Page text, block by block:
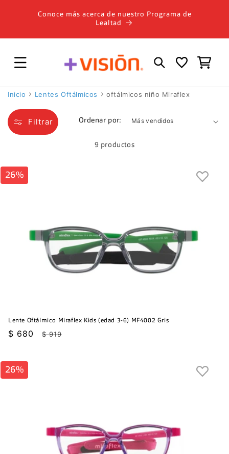
directamenteConoce más acerca de nuestro Programa de
Lealtad
Carrito
Inicio Lentes Oftálmicos oftálmicos niño Miraflex
Filtrar Ordenar por:
9 productos
26%
Lente Oftálmico Miraflex Kids (edad 3-6) MF4002 Gris
Precio
$ 680
Precio
$ 919
26%